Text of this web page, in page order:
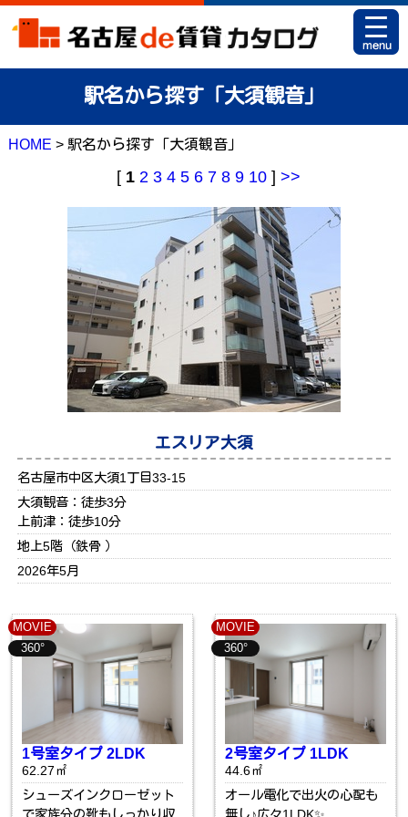
駅名から探す「大須観音」
HOME > 駅名から探す「大須観音」
[ 1 2 3 4 5 6 7 8 9 10] >>
エスリア大須
名古屋市中区大須1丁目33-15
大須観音：徒歩3分
上前津：徒歩10分
地上5階（鉄骨 ）
2026年5月
MOVIE
360°
1号室タイプ 2LDK
62.27㎡
シューズインクローゼット
MOVIE
360°
2号室タイプ 1LDK
44.6㎡
オール電化で出火の心配も
HOME
駅名から探す
地図から探す
マイリスト
アパマンショップ 栄店
アパマンショップ 御器所店
お問い合せ